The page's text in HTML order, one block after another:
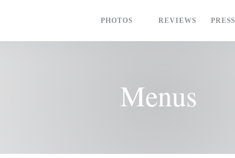
PHOTOS REVIEWS PRESS
Menus